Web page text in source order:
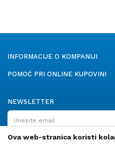
INFORMACIJE O KOMPANIJI
POMOĆ PRI ONLINE KUPOVINI
NEWSLETTER
Ova web-stranica koristi